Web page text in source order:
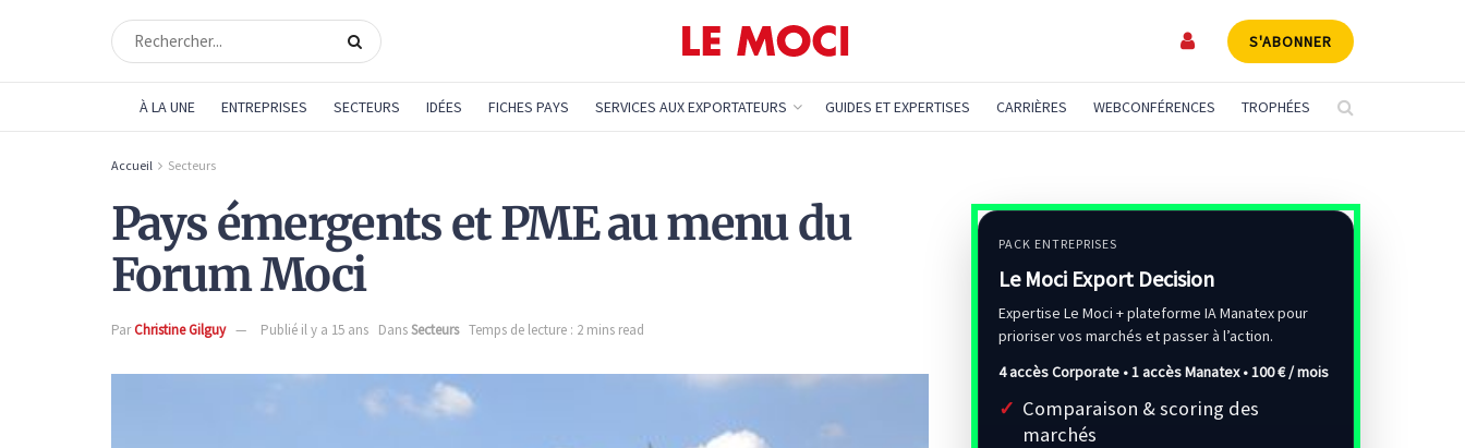
S'ABONNER
À LA UNE ENTREPRISES SECTEURS IDÉES FICHES PAYS SERVICES AUX EXPORTATEURS GUIDES ET EXPERTISES CARRIÈRES WEBCONFÉRENCES TROPHÉES
Accueil Secteurs
Pays émergents et PME au menu du
Forum Moci
ParChristine Gilguy Publié il y a 15 ans DansSecteurs Temps de lecture : 2 mins read
PACK ENTREPRISES
Le Moci Export Decision
Expertise Le Moci + plateforme IA Manatex pour
prioriser vos marchés et passer à l’action.
4 accès Corporate • 1 accès Manatex •100 € / mois
Comparaison & scoring des
marchés